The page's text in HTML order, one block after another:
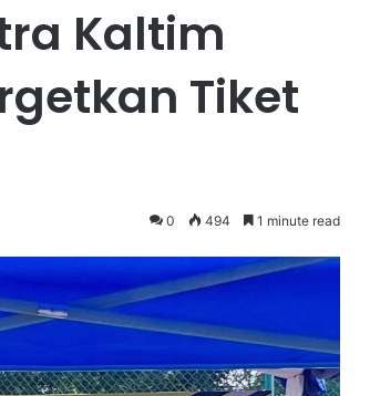
Kaltim
Tiket
0 494 1 minute read